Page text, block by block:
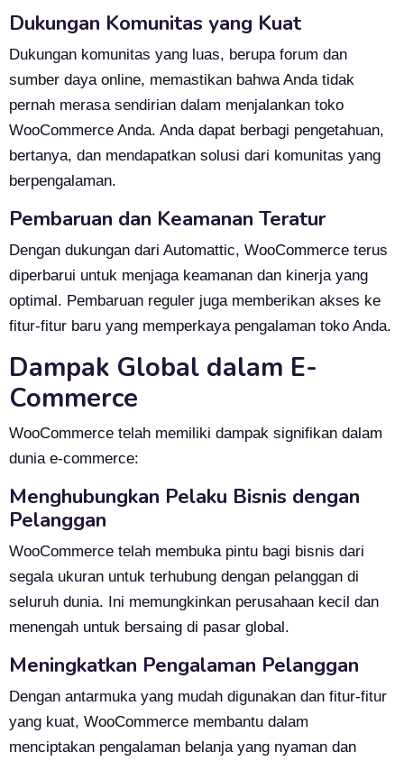
Dukungan Komunitas yang Kuat
Dukungan komunitas yang luas, berupa forum dan
sumber daya online, memastikan bahwa Anda tidak
pernah merasa sendirian dalam menjalankan toko
WooCommerce Anda. Anda dapat berbagi pengetahuan,
bertanya, dan mendapatkan solusi dari komunitas yang
berpengalaman.
Pembaruan dan Keamanan Teratur
Dengan dukungan dari Automattic, WooCommerce terus
diperbarui untuk menjaga keamanan dan kinerja yang
optimal. Pembaruan reguler juga memberikan akses ke
fitur-fitur baru yang memperkaya pengalaman toko Anda.
Dampak Global dalam E-
Commerce
WooCommerce telah memiliki dampak signifikan dalam
dunia e-commerce:
Menghubungkan Pelaku Bisnis dengan
Pelanggan
WooCommerce telah membuka pintu bagi bisnis dari
segala ukuran untuk terhubung dengan pelanggan di
seluruh dunia. Ini memungkinkan perusahaan kecil dan
menengah untuk bersaing di pasar global.
Meningkatkan Pengalaman Pelanggan
Dengan antarmuka yang mudah digunakan dan fitur-fitur
yang kuat, WooCommerce membantu dalam
menciptakan pengalaman belanja yang nyaman dan